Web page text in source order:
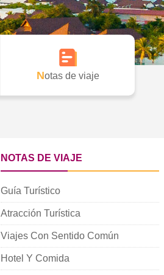
Notas de viaje
NOTAS DE VIAJE
Guía Turístico
Atracción Turística
Viajes Con Sentido Común
Hotel Y Comida